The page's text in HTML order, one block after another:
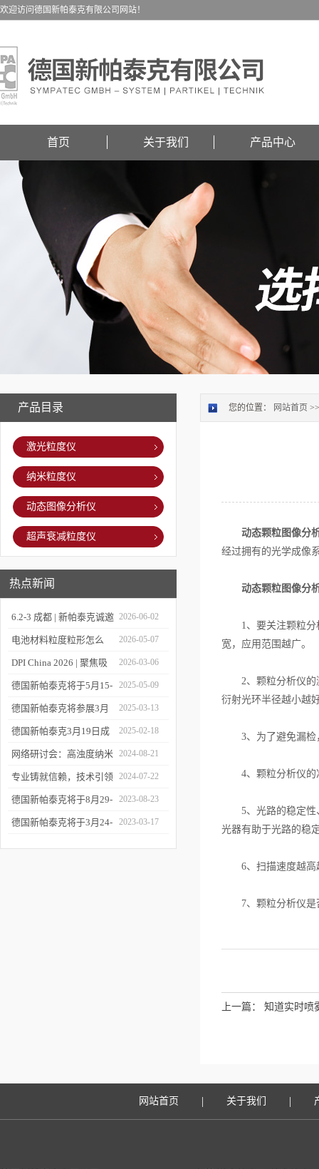
欢迎访问德国新帕泰克有限公司网站！
首页 关于我们 产品中心
产品目录
激光粒度仪
纳米粒度仪
动态图像分析仪
超声衰减粒度仪
热点新闻
6.2-3 成都 | 新帕泰克诚邀
您相约CPI西南制药工业
大会
2026-06-02
电池材料粒度粒形怎么
测？德国新帕泰克邀您共
赴CIBF2026
2026-05-07
DPI China 2026 | 聚焦吸
入制剂前沿，共探技术创
新之路
2026-03-06
德国新帕泰克将于5月15-
17日参加深圳CIBF电池
展
2025-05-09
德国新帕泰克将参展3月
20-21日成都CPI制药工业
大会
2025-03-13
德国新帕泰克3月19日成
都粒度与粒形分析研讨会
诚邀参与
2025-02-18
网络研讨会：高浊度纳米
颗粒分散体系中的粒度分
析
2024-08-21
专业铸就信赖，技术引领
未来——新帕泰克中国20
周年
2024-07-22
德国新帕泰克将于8月29-
31日参加Formnext 2023
2023-08-23
德国新帕泰克将于3月24- 2023-03-17
您的位置： 网站首页
动态颗粒图像分
经过拥有的光学成像
动态颗粒图像分
1、要关注颗粒分析
宽，应用范围越广。
2、颗粒分析仪的激
衍射光环半径越小越
3、为了避免漏检，
4、颗粒分析仪的
5、光路的稳定性、
光器有助于光路的稳
6、扫描速度越高越
7、颗粒分析仪是否
上一篇： 知道实时喷
网站首页 | 关于我们 |